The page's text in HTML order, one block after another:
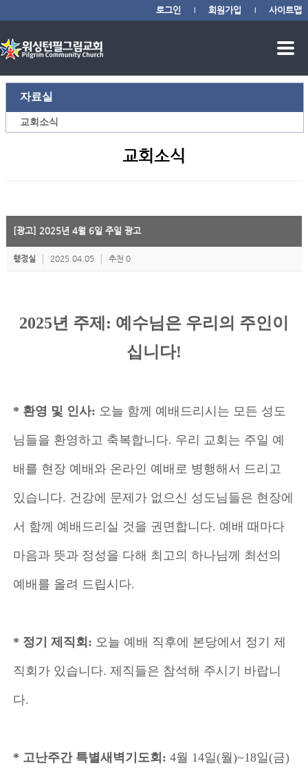
로그인 회원가입 사이트맵
자료실
교회소식
교회소식
[광고] 2025년 4월 6일 주일 광고
행정실 2025.04.05 추천 0
2025년 주제: 예수님은 우리의 주인이
십니다!
* 환영 및 인사: 오늘 함께 예배드리시는 모든 성도
님들을 환영하고 축복합니다. 우리 교회는 주일 예
배를 현장 예배와 온라인 예배로 병행해서 드리고
있습니다. 건강에 문제가 없으신 성도님들은 현장에
서 함께 예배드리실 것을 권면합니다. 예배 때마다
마음과 뜻과 정성을 다해 최고의 하나님께 최선의
예배를 올려 드립시다.
* 정기 제직회: 오늘 예배 직후에 본당에서 정기 제
직회가 있습니다. 제직들은 참석해 주시기 바랍니
다.
* 고난주간 특별새벽기도회: 4월 14일(월)~18일(금)